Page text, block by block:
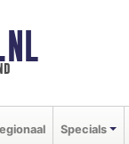
Specials